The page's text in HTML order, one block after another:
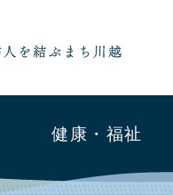
健康・福祉